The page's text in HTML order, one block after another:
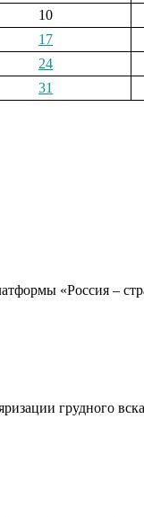
10
17
24
31
«Россия –
грудного